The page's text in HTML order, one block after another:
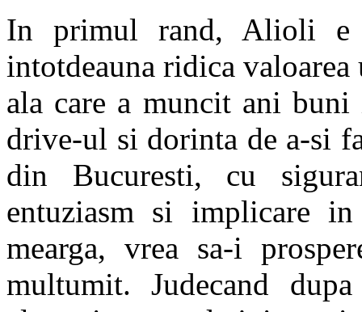
In primul rand, Alioli e
intotdeauna ridica
ala care a muncit ani
drive-ul si dorinta de a-si
din Bucuresti, cu
entuziasm si implicare
mearga, vrea sa-i
multumit. Judecand